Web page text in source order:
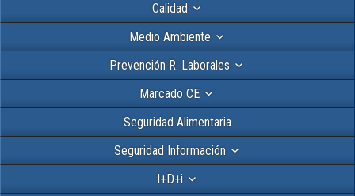
Calidad
Medio Ambiente
Prevención R. Laborales
Marcado CE
Seguridad Alimentaria
Seguridad Información
I+D+i